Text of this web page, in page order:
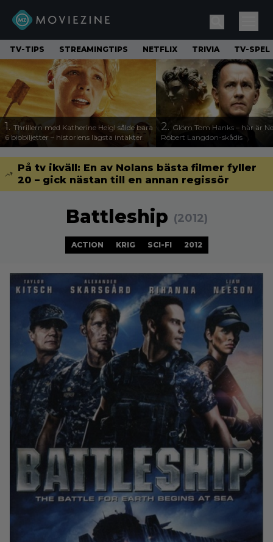
TV-TIPS STREAMINGTIPS NETFLIX TRIVIA TV-SPEL
1. Thrillern med Katherine Heigl sålde bara
6 biobiljetter – historiens lägsta intäkter
2. Glöm Tom Hanks – här är
Robert Langdon-skådis
På tv ikväll: En av Nolans bästa filmer fyller
20 – gick nästan till en annan regissör
Battleship (2012)
ACTION KRIG SCI-FI 2012